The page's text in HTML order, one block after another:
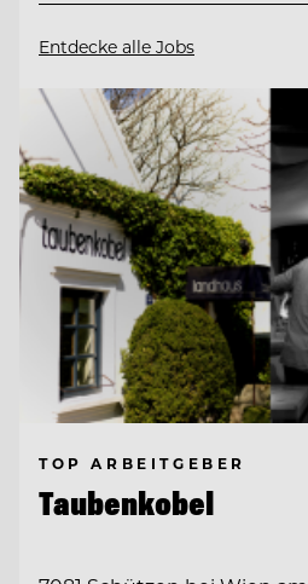
Entdecke alle Jobs
TOP ARBEITGEBER
Taubenkobel